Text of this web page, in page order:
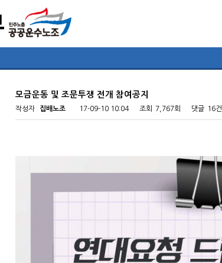
모금운동 및 조문투쟁 전개 참여공지
작성자 집배노조 17-09-10 10:04 조회 7,767회 댓글 16건